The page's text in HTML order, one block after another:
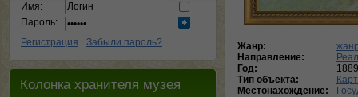
Имя:
Пароль:
Регистрация
Забыли пароль?
Колонка хранителя музея
Жанр:
Направление:
Год:
1889
Тип объекта:
Местонахождение: